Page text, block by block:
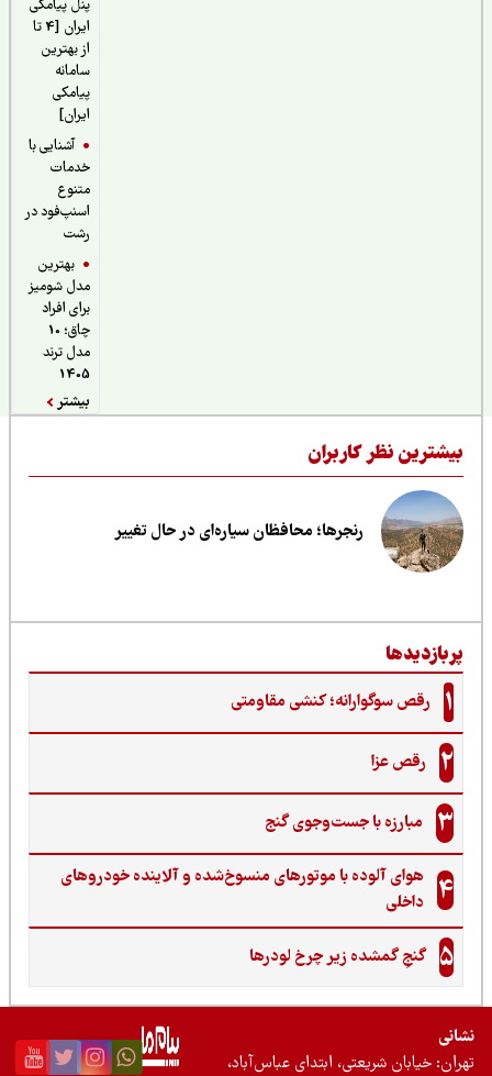
پنل پیامکی
ایران [4 تا
از بهترین
سامانه
پیامکی
آشنایی با
خدمات
اسنپ‌فود در
بهترین
مدل شومیز
برای افراد
چاق؛ 10
مدل ترند
نظر کاربران
رنجرها؛ محافظان سیاره‌ای در حال تغییر
رقص سوگوارانه؛ کنشی مقاومتی
رقص عزا
مبارزه با جست‌وجوی گنج‌
هوای آلوده با موتورهای منسوخ‌شده و آلاینده خودروهای
داخلی
گنجِ گمشده زیر چرخ لودرها
خیابان شریعتی، ابتدای عباس‌آباد،